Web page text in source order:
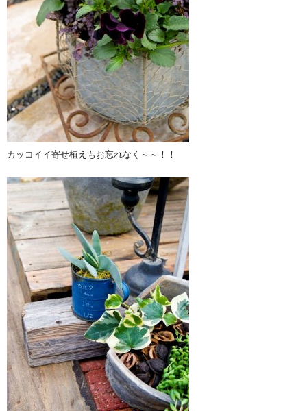
カッコイイ寄せ植えもお忘れなく～～！！